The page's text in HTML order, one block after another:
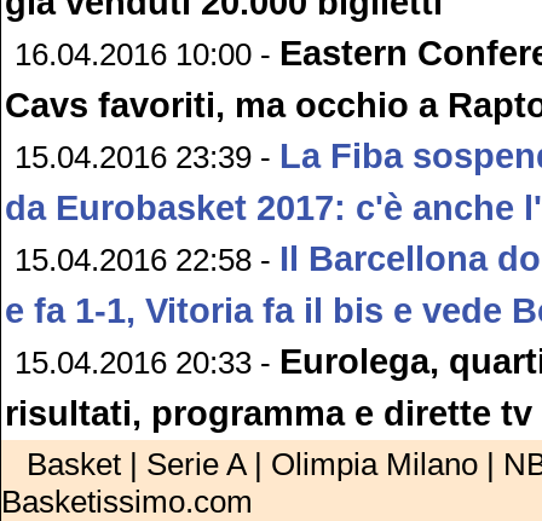
16.04.2016 10:00 - Eastern
Cavs favoriti, ma occhio a
15.04.2016 23:39 - La Fiba
da Eurobasket 2017: c'è anche
15.04.2016 22:58 - Il Barcellona
e fa 1-1, Vitoria fa il bis e vede
15.04.2016 20:33 - Eurolega,
risultati, programma e dirette tv
Basket | Serie A | Olimpia Milano |
Basketissimo.com